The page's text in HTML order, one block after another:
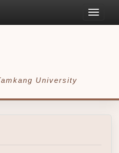
Toggle
University